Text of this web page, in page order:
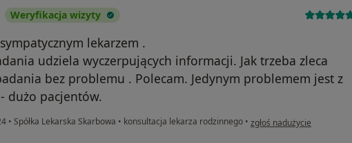
Weryfikacja wizyty
lekarzem .
udziela wyczerpujących informacji. Jak trzeba zleca
bez problemu . Polecam. Jedynym problemem jest z
dużo pacjentów.
• Spółka Lekarska Skarbowa • konsultacja lekarza rodzinnego • w opinii użytkownika Józef k.
zgłoś nadużycie